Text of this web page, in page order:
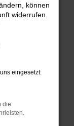
können:
können
widerrufen.
eingesetzt:
die